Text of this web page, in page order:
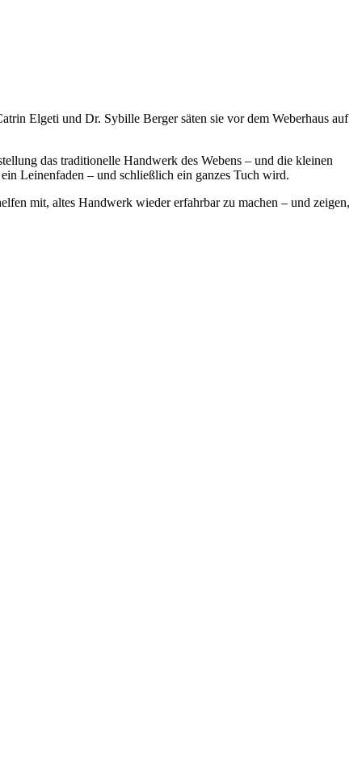
Elgeti und Dr. Sybille Berger säten sie vor dem Weberhaus auf
das traditionelle Handwerk des Webens – und die kleinen
Leinenfaden – und schließlich ein ganzes Tuch wird.
mit, altes Handwerk wieder erfahrbar zu machen – und zeigen,